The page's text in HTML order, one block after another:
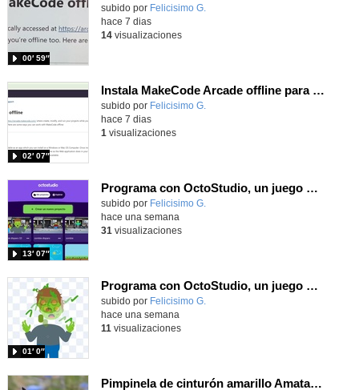
Contenido educativo.
subido por Felicisimo G.
00′ 59″
hace 7 dias
14visualizaciones
Instala MakeCode Arcade offline para programar grandes juegos sin necesidad de Internet
Contenido educativo.
subido por Felicisimo G.
02′ 07″
hace 7 dias
1 visualizaciones
Programa con OctoStudio, un juego de disparos contra Zombies con un cargador basado en el House of the dead
Contenido educativo.
subido por Felicisimo G.
13′ 07″
hace una semana
31 visualizaciones
Programa con OctoStudio, un juego homenajeando al House of the dead con Zombies
Contenido educativo.
subido por Felicisimo G.
01′ 0″
hace una semana
11 visualizaciones
Pimpinela de cinturón amarillo Amata phegea (Linnaeus, 1758)